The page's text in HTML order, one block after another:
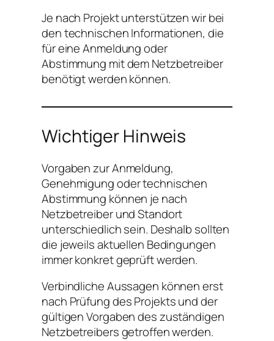
Je nach Projekt unterstützen wir bei
den technischen Informationen, die
für eine Anmeldung oder
Abstimmung mit dem Netzbetreiber
benötigt werden können.
Wichtiger Hinweis
Vorgaben zur Anmeldung,
Genehmigung oder technischen
Abstimmung können je nach
Netzbetreiber und Standort
unterschiedlich sein. Deshalb sollten
die jeweils aktuellen Bedingungen
immer konkret geprüft werden.
Verbindliche Aussagen können erst
nach Prüfung des Projekts und der
gültigen Vorgaben des zuständigen
Netzbetreibers getroffen werden.